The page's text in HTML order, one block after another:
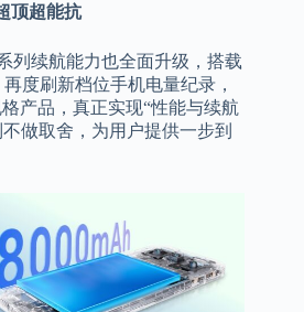
顶超能抗
列续航能力也全面升级，搭载
度刷新档位手机电量纪录，
产品，真正实现“性能与续航
做取舍，为用户提供一步到